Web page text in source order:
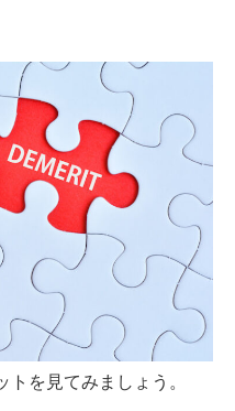
を見てみましょう。